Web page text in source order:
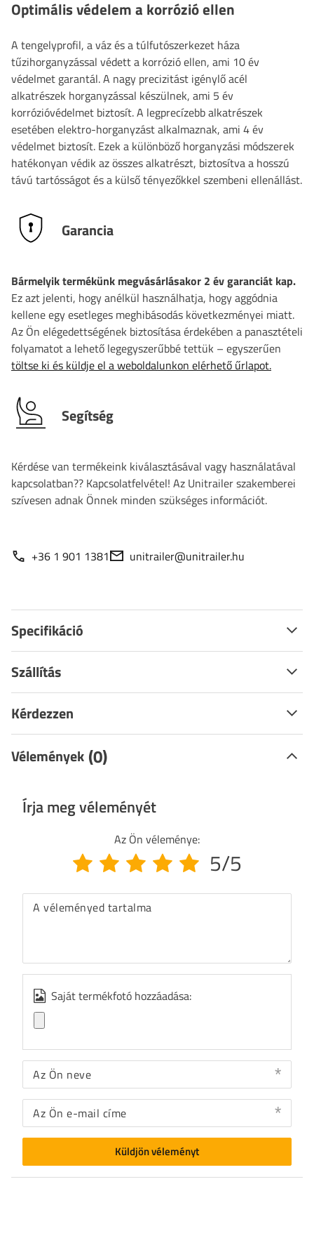
Optimális védelem a korrózió ellen
A tengelyprofil, a váz és a túlfutószerkezet háza
tűzihorganyzással védett a korrózió ellen, ami 10 év
védelmet garantál. A nagy precizitást igénylő acél
alkatrészek horganyzással készülnek, ami 5 év
korrózióvédelmet biztosít. A legprecízebb alkatrészek
esetében elektro-horganyzást alkalmaznak, ami 4 év
védelmet biztosít. Ezek a különböző horganyzási módszerek
hatékonyan védik az összes alkatrészt, biztosítva a hosszú
távú tartósságot és a külső tényezőkkel szembeni ellenállást.
Garancia
Bármelyik termékünk megvásárlásakor 2 év garanciát kap.
Ez azt jelenti, hogy anélkül használhatja, hogy aggódnia
kellene egy esetleges meghibásodás következményei miatt.
Az Ön elégedettségének biztosítása érdekében a panasztételi
folyamatot a lehető legegyszerűbbé tettük – egyszerűen
töltse ki és küldje el a weboldalunkon elérhető űrlapot.
Segítség
Kérdése van termékeink kiválasztásával vagy használatával
kapcsolatban?? Kapcsolatfelvétel! Az Unitrailer szakemberei
szívesen adnak Önnek minden szükséges információt.
+36 1 901 1381 unitrailer@unitrailer.hu
Specifikáció
Szállítás
Kérdezzen
Vélemények (0)
Írja meg véleményét
Az Ön véleménye:
5/5
A véleményed tartalma
Saját termékfotó hozzáadása:
Az Ön neve
Az Ön e-mail címe
Küldjön véleményt